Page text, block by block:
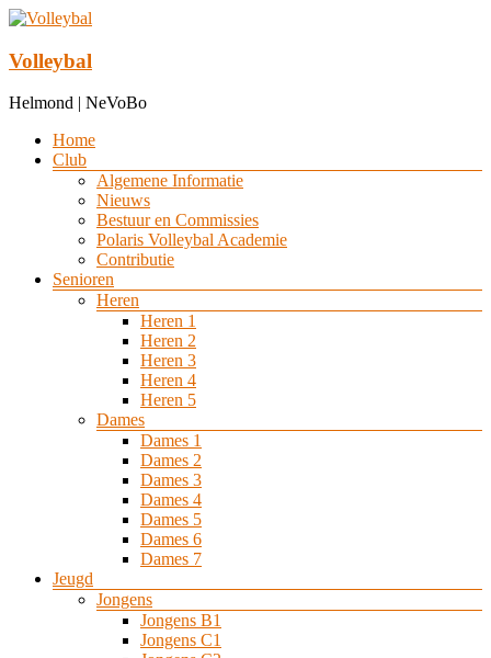
Ga
de
inhoud
Volleybal
Helmond | NeVoBo
Menu
Home
Club
Algemene Informatie
Nieuws
Bestuur en Commissies
Polaris Volleybal Academie
Contributie
Senioren
Heren
Heren 1
Heren 2
Heren 3
Heren 4
Heren 5
Dames
Dames 1
Dames 2
Dames 3
Dames 4
Dames 5
Dames 6
Dames 7
Jeugd
Jongens
Jongens B1
Jongens C1